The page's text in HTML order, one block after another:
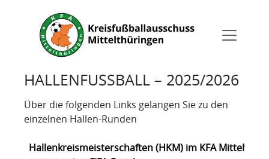
HALLENFUSSBALL – 2025/2026
Über die folgenden Links gelangen Sie zu den
einzelnen Hallen-Runden
Hallenkreismeisterschaften (HKM) im KFA